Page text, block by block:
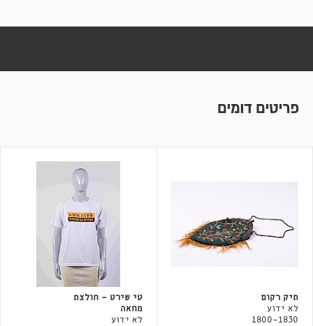
פריטים דומים
תיק רקום
לא ידוע
1800-1830
טי שירט - חולצת
מחאה
לא ידוע